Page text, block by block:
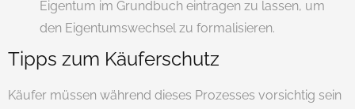
Eigentum im Grundbuch eintragen zu lassen, um
den Eigentumswechsel zu formalisieren.
Tipps zum Käuferschutz
Käufer müssen während dieses Prozesses vorsichtig sein